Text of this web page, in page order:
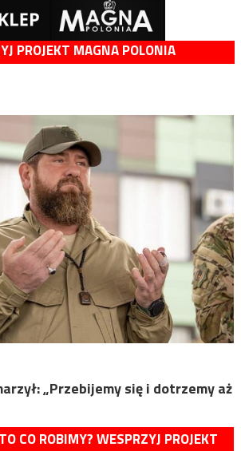
PROJEKT MAGNA POLONIA
„Przebijemy się i dotrzemy aż
CO ROBIMY? WESPRZYJ PROJEKT